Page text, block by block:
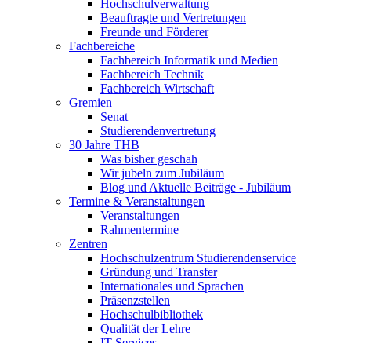
Hochschulverwaltung
Beauftragte und Vertretungen
Freunde und Förderer
Fachbereiche
Fachbereich Informatik und Medien
Fachbereich Technik
Fachbereich Wirtschaft
Gremien
Senat
Studierendenvertretung
30 Jahre THB
Was bisher geschah
Wir jubeln zum Jubiläum
Blog und Aktuelle Beiträge - Jubiläum
Termine & Veranstaltungen
Veranstaltungen
Rahmentermine
Zentren
Hochschulzentrum Studierendenservice
Gründung und Transfer
Internationales und Sprachen
Präsenzstellen
Hochschulbibliothek
Qualität der Lehre